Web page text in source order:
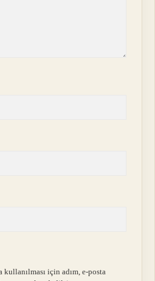
için adım, e-posta